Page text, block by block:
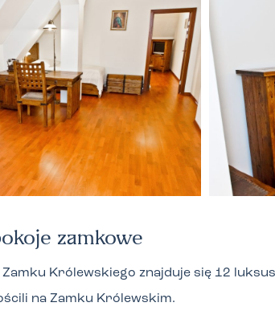
zamkowe
Królewskiego znajduje się 12
na Zamku Królewskim.